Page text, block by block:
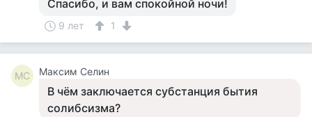
Спасибо, и вам спокойной ночи!
9 лет 1
МС Максим Селин
В чём заключается субстанция бытия
солибсизма?